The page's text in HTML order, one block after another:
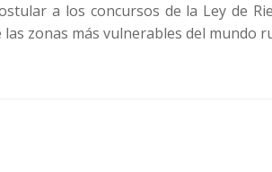
a los concursos de la Ley de
zonas más vulnerables del mundo